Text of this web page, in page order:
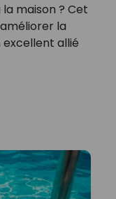
maison ? Cet
la
excellent allié